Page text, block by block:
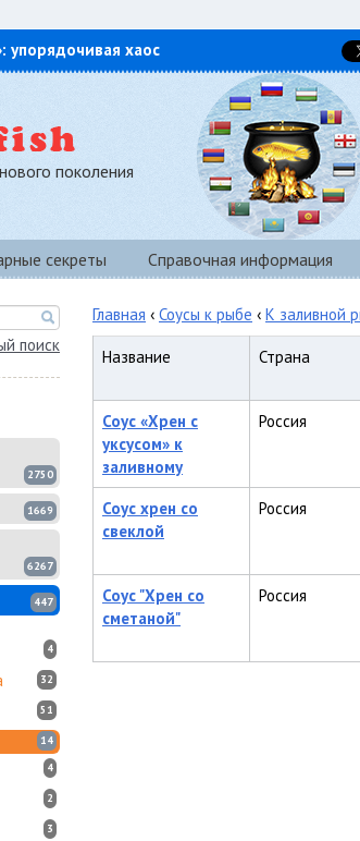
упорядочивая хаос
поколения
секреты Справочная информация
поиск
2750
1669
6267
447
4
32
51
14
4
2
3
Главная ‹ Соусы к рыбе ‹ К заливной
Название Страна
Соус «Хрен с
уксусом» к
заливному
Россия
Соус хрен со
свеклой
Россия
Соус "Хрен со
сметаной"
Россия